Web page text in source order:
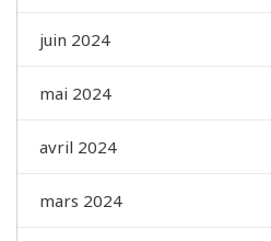
juin 2024
mai 2024
avril 2024
mars 2024